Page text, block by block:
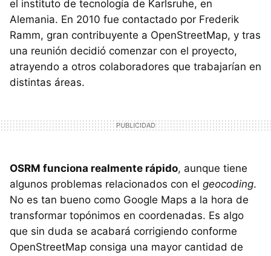
el instituto de tecnología de Karlsruhe, en
Alemania. En 2010 fue contactado por Frederik
Ramm, gran contribuyente a OpenStreetMap, y tras
una reunión decidió comenzar con el proyecto,
atrayendo a otros colaboradores que trabajarían en
distintas áreas.
OSRM funciona realmente rápido, aunque tiene
algunos problemas relacionados con el geocoding.
No es tan bueno como Google Maps a la hora de
transformar topónimos en coordenadas. Es algo
que sin duda se acabará corrigiendo conforme
OpenStreetMap consiga una mayor cantidad de